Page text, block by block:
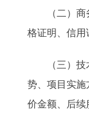
（二）商务
格证明、信用
（三）技术
势、项目实施
价金额、后续